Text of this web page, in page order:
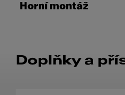
Horní montáž
Doplňky a